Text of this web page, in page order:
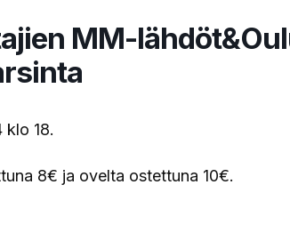
MM-
18.
8€ ja ovelta ostettuna 10€.